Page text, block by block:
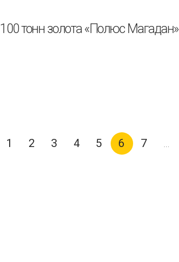
100 тонн золота «Полюс Магадан»
1 2 3 4 5 6 7